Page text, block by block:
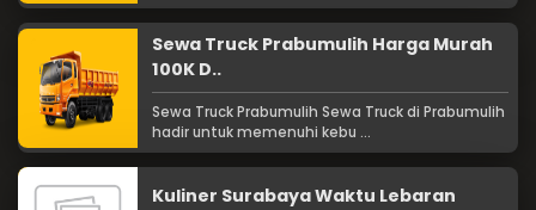
Sewa Truck Prabumulih Harga Murah
100K D..
Sewa Truck Prabumulih Sewa Truck di Prabumulih
hadir untuk memenuhi kebu ...
Kuliner Surabaya Waktu Lebaran